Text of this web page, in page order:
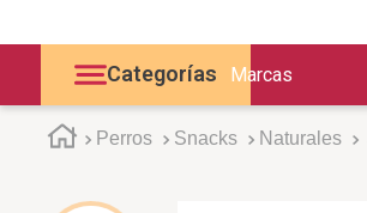
Categorías Marcas
Perros Snacks Naturales